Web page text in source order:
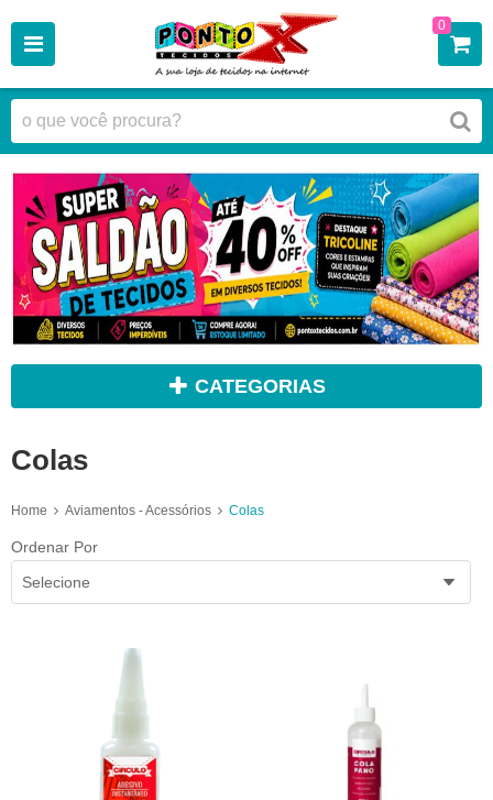
0
CATEGORIAS
Colas
Home Aviamentos - Acessórios Colas
Ordenar Por
Selecione